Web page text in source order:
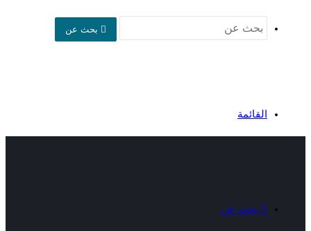
بحث عن
القائمة
بحث عن